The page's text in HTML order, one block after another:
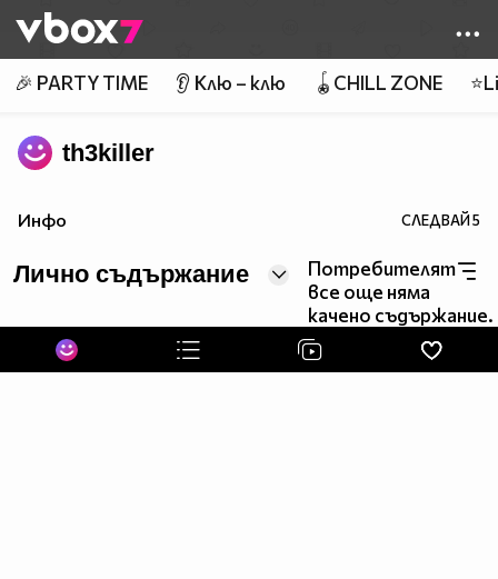
👾
🎉 PARTY TIME 👂 Клю – клю 🪀CHILL ZONE
th3killer
Инфо СЛЕДВАЙ5
Лично съдържание
Потребителят
все още няма
качено съдържание.